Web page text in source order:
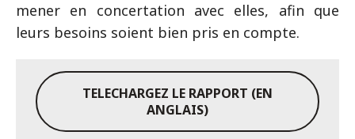
mener en concertation avec elles, afin que
leurs besoins soient bien pris en compte.
TELECHARGEZ LE RAPPORT (EN
ANGLAIS)